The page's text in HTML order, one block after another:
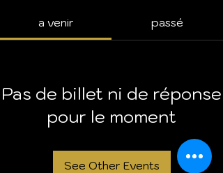
a venir passé
Pas de billet ni de réponse
pour le moment
See Other Events